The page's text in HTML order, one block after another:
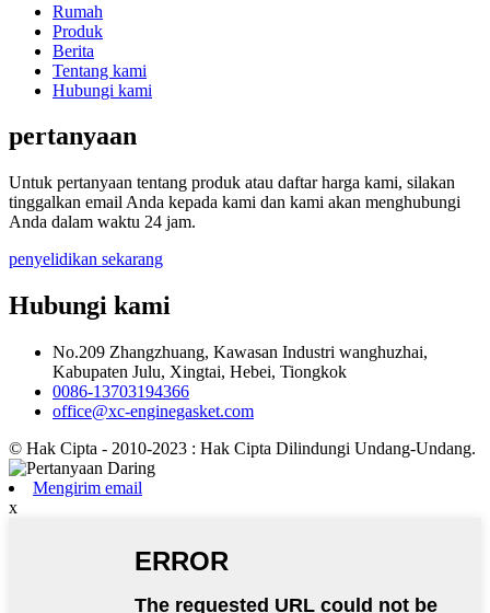
Rumah
Produk
Berita
Tentang kami
Hubungi kami
pertanyaan
Untuk pertanyaan tentang produk atau daftar harga kami, silakan
tinggalkan email Anda kepada kami dan kami akan menghubungi
Anda dalam waktu 24 jam.
penyelidikan sekarang
Hubungi kami
No.209 Zhangzhuang, Kawasan Industri wanghuzhai,
Kabupaten Julu, Xingtai, Hebei, Tiongkok
0086-13703194366
office@xc-enginegasket.com
© Hak Cipta - 2010-2023 : Hak Cipta Dilindungi Undang-Undang.
Mengirim email
x